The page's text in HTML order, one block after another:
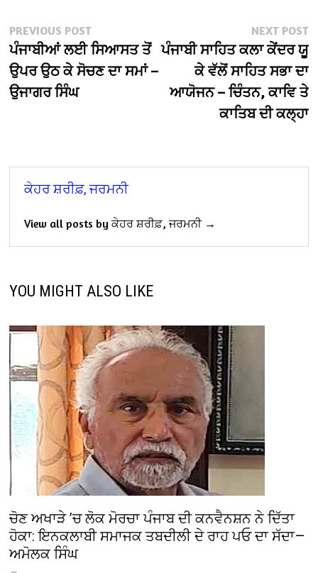
Post
navigation
PREVIOUS POSTPrevious
post:
ਪੰਜਾਬੀਆਂ ਲਈ ਸਿਆਸਤ ਤੋਂ
ਉਪਰ ਉਠ ਕੇ ਸੋਚਣ ਦਾ ਸਮਾਂ –
ਉਜਾਗਰ ਸਿੰਘ
NEXT POST
ਪੰਜਾਬੀ ਸਾਹਿਤ ਕਲਾ ਕੇਂਦਰ ਯੂ
ਕੇ ਵੱਲੋਂ ਸਾਹਿਤ ਸਭਾ ਦਾ
ਆਯੋਜਨ – ਚਿੰਤਨ, ਕਾਵਿ ਤੇ
ਕਾਤਿਬ ਦੀ ਕਲ੍ਹਾ
ਕੇਹਰ ਸ਼ਰੀਫ਼, ਜਰਮਨੀ
View all posts by ਕੇਹਰ ਸ਼ਰੀਫ਼, ਜਰਮਨੀ →
YOU MIGHT ALSO LIKE
ਚੋਣ ਅਖਾੜੇ ’ਚ ਲੋਕ ਮੋਰਚਾ ਪੰਜਾਬ ਦੀ ਕਨਵੈਨਸ਼ਨ ਨੇ ਦਿੱਤਾ
ਹੋਕਾ: ਇਨਕਲਾਬੀ ਸਮਾਜਕ ਤਬਦੀਲੀ ਦੇ ਰਾਹ ਪਓ ਦਾ ਸੱਦਾ—
ਅਮੋਲਕ ਸਿੰਘ